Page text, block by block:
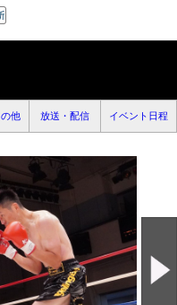
他 放送・配信 イベント日程